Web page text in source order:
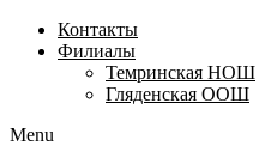
Контакты
Филиалы
Темринская НОШ
Гляденская ООШ
Menu